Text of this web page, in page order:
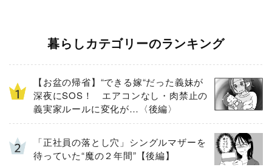
暮らしカテゴリーのランキング
【お盆の帰省】“できる嫁“だった義妹が
深夜にSOS！ エアコンなし・肉禁止の
義実家ルールに変化が…〈後編〉
「正社員の落とし穴」シングルマザーを
待っていた“魔の２年間”【後編】